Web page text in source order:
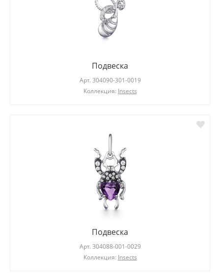
Подвеска
Арт. 304090-301-0019
Коллекция: Insects
Подвеска
Арт. 304088-001-0029
Коллекция: Insects